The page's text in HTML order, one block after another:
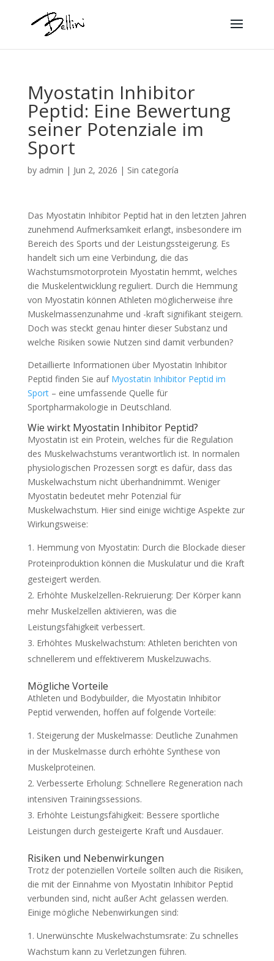
Myostatin Inhibitor
Peptid: Eine Bewertung
seiner Potenziale im
Sport
by admin | Jun 2, 2026 | Sin categoría
Das Myostatin Inhibitor Peptid hat in den letzten Jahren
zunehmend Aufmerksamkeit erlangt, insbesondere im
Bereich des Sports und der Leistungssteigerung. Es
handelt sich um eine Verbindung, die das
Wachstumsmotorprotein Myostatin hemmt, welches
die Muskelentwicklung reguliert. Durch die Hemmung
von Myostatin können Athleten möglicherweise ihre
Muskelmassenzunahme und -kraft signifikant steigern.
Doch was steckt genau hinter dieser Substanz und
welche Risiken sowie Nutzen sind damit verbunden?
Detaillierte Informationen über Myostatin Inhibitor
Peptid finden Sie auf Myostatin Inhibitor Peptid im
Sport– eine umfassende Quelle für
Sportpharmakologie in Deutschland.
Wie wirkt Myostatin Inhibitor Peptid?
Myostatin ist ein Protein, welches für die Regulation
des Muskelwachstums verantwortlich ist. In normalen
physiologischen Prozessen sorgt es dafür, dass das
Muskelwachstum nicht überhandnimmt. Weniger
Myostatin bedeutet mehr Potenzial für
Muskelwachstum. Hier sind einige wichtige Aspekte zur
Wirkungsweise:
Hemmung von Myostatin: Durch die Blockade dieser
Proteinproduktion können die Muskulatur und die Kraft
gesteigert werden.
Erhöhte Muskelzellen-Rekruierung: Der Körper kann
mehr Muskelzellen aktivieren, was die
Leistungsfähigkeit verbessert.
Erhöhtes Muskelwachstum: Athleten berichten von
schnellerem und effektiverem Muskelzuwachs.
Mögliche Vorteile
Athleten und Bodybuilder, die Myostatin Inhibitor
Peptid verwenden, hoffen auf folgende Vorteile:
Steigerung der Muskelmasse: Deutliche Zunahmen
in der Muskelmasse durch erhöhte Synthese von
Muskelproteinen.
Verbesserte Erholung: Schnellere Regeneration nach
intensiven Trainingssessions.
Erhöhte Leistungsfähigkeit: Bessere sportliche
Leistungen durch gesteigerte Kraft und Ausdauer.
Risiken und Nebenwirkungen
Trotz der potenziellen Vorteile sollten auch die Risiken,
die mit der Einnahme von Myostatin Inhibitor Peptid
verbunden sind, nicht außer Acht gelassen werden.
Einige mögliche Nebenwirkungen sind:
Unerwünschte Muskelwachstumsrate: Zu schnelles
Wachstum kann zu Verletzungen führen.